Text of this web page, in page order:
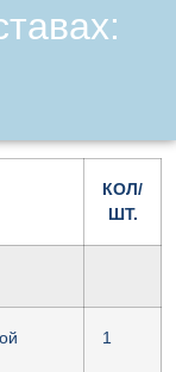
КОЛ/
ШТ.
1